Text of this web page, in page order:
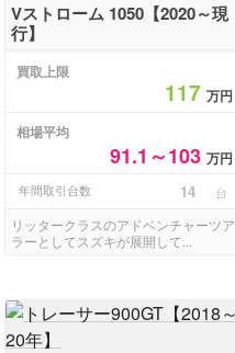
Vストローム 1050【2020～現
行】
買取上限
117万円
相場平均
91.1～103万円
年間取引台数 14 台
リッタークラスのアドベンチャーツア
ラーとしてスズキが展開して...